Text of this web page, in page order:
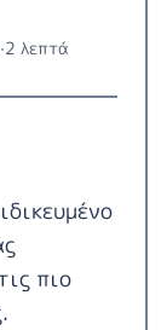
·2 λεπτά
πιο